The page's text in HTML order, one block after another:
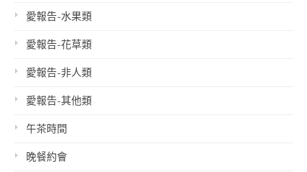
愛報告-水果類
愛報告-花草類
愛報告-非人類
愛報告-其他類
午茶時間
晚餐約會